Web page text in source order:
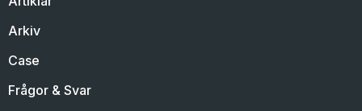
Arkiv
Case
Frågor & Svar